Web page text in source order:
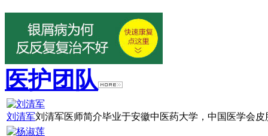
医护团队
刘清军刘清军医师简介毕业于安徽中医药大学，中国医学会